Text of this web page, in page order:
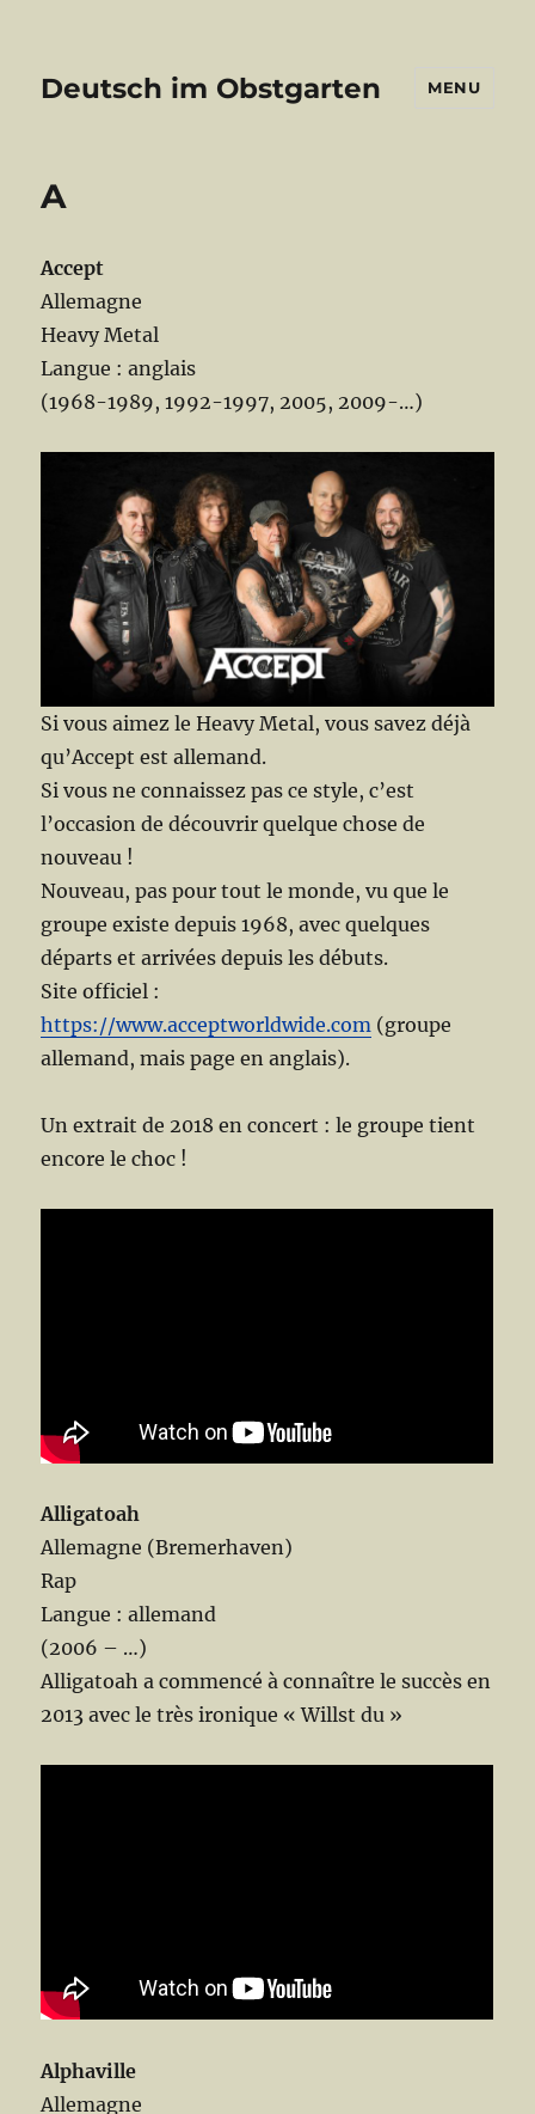
Deutsch im Obstgarten MENU
A
Accept
Allemagne
Heavy Metal
Langue : anglais
(1968-1989, 1992-1997, 2005, 2009-…)
Si vous aimez le Heavy Metal, vous savez déjà
qu’Accept est allemand.
Si vous ne connaissez pas ce style, c’est
l’occasion de découvrir quelque chose de
nouveau !
Nouveau, pas pour tout le monde, vu que le
groupe existe depuis 1968, avec quelques
départs et arrivées depuis les débuts.
Site officiel :
https://www.acceptworldwide.com (groupe
allemand, mais page en anglais).
Un extrait de 2018 en concert : le groupe tient
encore le choc !
Alligatoah
Allemagne (Bremerhaven)
Rap
Langue : allemand
(2006 – …)
Alligatoah a commencé à connaître le succès en
2013 avec le très ironique « Willst du »
Alphaville
Allemagne